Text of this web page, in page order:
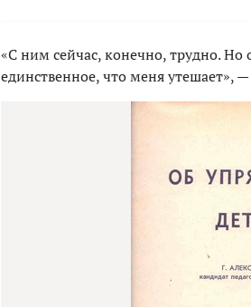
«С ним сейчас, конечно, трудно.
единственное, что меня утешает»,